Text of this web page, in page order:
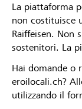
La piattaforma
non costituisce
Raiffeisen. Non
sostenitori. La
Hai domande o
eroilocali.ch?
utilizzando il